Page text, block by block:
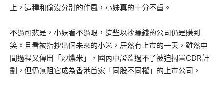
上，這種和偷沒分別的作風，小妹真的十分不齒。
不過可悲是，小妹看不過眼，這些以抄賺錢的公司仍是賺到
笑。且看被指抄出個未來的小米，居然有上市的一天，雖然中
間過程又傳出「炒燶米」，國內中證監過不了被迫擱置CDR計
劃，但仍無阻它成為香港首家「同股不同權」的上市公司。